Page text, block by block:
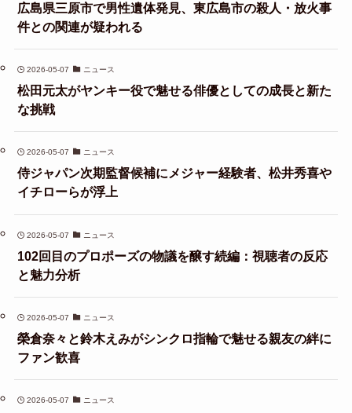
広島県三原市で男性遺体発見、東広島市の殺人・放火事
件との関連が疑われる
2026-05-07 ニュース
松田元太がヤンキー役で魅せる俳優としての成長と新た
な挑戦
2026-05-07 ニュース
侍ジャパン次期監督候補にメジャー経験者、松井秀喜や
イチローらが浮上
2026-05-07 ニュース
102回目のプロポーズの物議を醸す続編：視聴者の反応
と魅力分析
2026-05-07 ニュース
榮倉奈々と鈴木えみがシンクロ指輪で魅せる親友の絆に
ファン歓喜
2026-05-07 ニュース